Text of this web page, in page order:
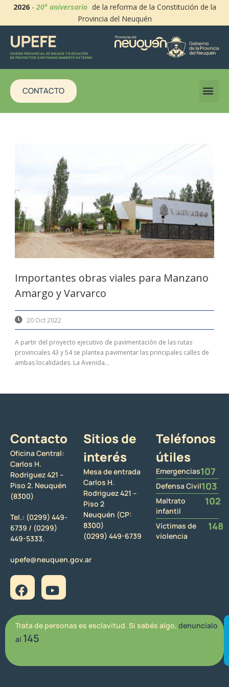
2026-20° aniversario de la reforma de la Constitución de la
Provincia del Neuquén
CONTACTO
Importantes obras viales para Manzano
Amargo y Varvarco
20 Oct 2022
A partir del proyecto ejecutivo de pavimentación de las rutas
provinciales 43 y 54 se plantea pavimentar las principales calles de
ambas localidades. La Avenida...
Contacto
Oficina Central:
Carlos H.
Rodriguez 421 –
Piso 2. Neuquén
(8300)
Tel.: (0299) 449-
6739 / (0299)
449-5333.
upefe@neuquen.gov.ar
Sitios de
interés
Mesa de entrada
Carlos H.
Rodriguez 421 –
Piso 2
Neuquén (CP:
8300)
(0299) 449-6739
Teléfonos
útiles
Emergencias107
Defensa Civil103
Maltrato
infantil
102
Víctimas de
violencia
148
Trata de personas es esclavitud. Si sabés algo, denuncialo
al 145